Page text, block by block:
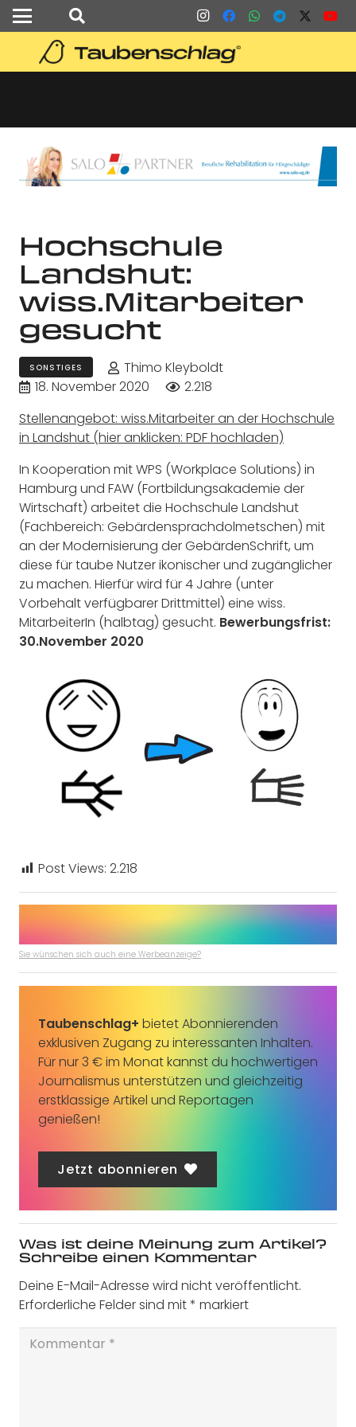
Hochschule
Landshut:
wiss.Mitarbeiter
gesucht
SONSTIGES
Thimo Kleyboldt
18. November 2020
2.218
Stellenangebot: wiss.Mitarbeiter an der Hochschule
in Landshut (hier anklicken: PDF hochladen)
In Kooperation mit WPS (Workplace Solutions) in
Hamburg und FAW (Fortbildungsakademie der
Wirtschaft) arbeitet die Hochschule Landshut
(Fachbereich: Gebärdensprachdolmetschen) mit
an der Modernisierung der GebärdenSchrift, um
diese für taube Nutzer ikonischer und zugänglicher
zu machen. Hierfür wird für 4 Jahre (unter
Vorbehalt verfügbarer Drittmittel) eine wiss.
MitarbeiterIn (halbtag) gesucht. Bewerbungsfrist:
30.November 2020
Post Views: 2.218
Sie wünschen sich auch eine Werbeanzeige?
Taubenschlag+ bietet Abonnierenden
exklusiven Zugang zu interessanten Inhalten.
Für nur 3 € im Monat kannst du hochwertigen
Journalismus unterstützen und gleichzeitig
erstklassige Artikel und Reportagen
genießen!
Jetzt abonnieren
Was ist deine Meinung zum Artikel?
Schreibe einen Kommentar
Deine E-Mail-Adresse wird nicht veröffentlicht.
Erforderliche Felder sind mit* markiert